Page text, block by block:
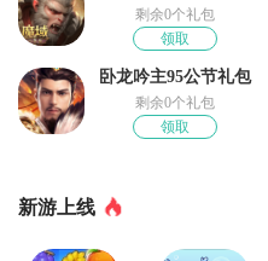
剩余0个礼包
领取
卧龙吟主95公节礼包
剩余0个礼包
领取
新游上线